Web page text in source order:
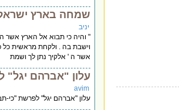
שמחה בארץ
יניב
" והיה כי תבוא אל הארץ אשר
וישבת בה . ולקחת מראשית
אשר ה ' אלקיך נתן לך ושמת
עלון "אברהם יגל"
avim
עלון "אברהם יגל" לפרשת